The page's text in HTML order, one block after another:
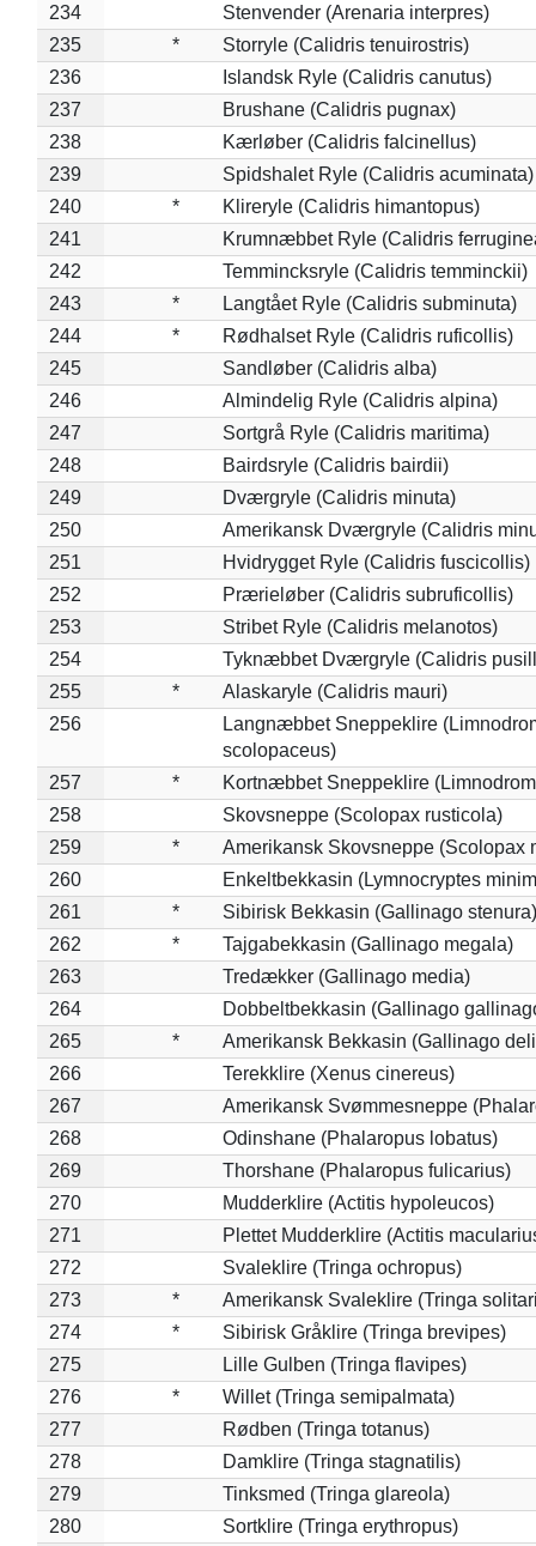
234
Stenvender (Arenaria interpres)
235
*
Storryle (Calidris tenuirostris)
236
Islandsk Ryle (Calidris canutus)
237
Brushane (Calidris pugnax)
238
Kærløber (Calidris falcinellus)
239
Spidshalet Ryle (Calidris acuminata)
240
*
Klireryle (Calidris himantopus)
241
Krumnæbbet Ryle (Calidris
242
Temmincksryle (Calidris temminckii)
243
*
Langtået Ryle (Calidris subminuta)
244
*
Rødhalset Ryle (Calidris ruficollis)
245
Sandløber (Calidris alba)
246
Almindelig Ryle (Calidris alpina)
247
Sortgrå Ryle (Calidris maritima)
248
Bairdsryle (Calidris bairdii)
249
Dværgryle (Calidris minuta)
250
Amerikansk Dværgryle (Calidris
251
Hvidrygget Ryle (Calidris fuscicollis)
252
Prærieløber (Calidris subruficollis)
253
Stribet Ryle (Calidris melanotos)
254
Tyknæbbet Dværgryle (Calidris
255
*
Alaskaryle (Calidris mauri)
256
Langnæbbet Sneppeklire
scolopaceus)
257
*
Kortnæbbet Sneppeklire
258
Skovsneppe (Scolopax rusticola)
259
*
Amerikansk Skovsneppe (Scolopax
260
Enkeltbekkasin (Lymnocryptes
261
*
Sibirisk Bekkasin (Gallinago stenura)
262
*
Tajgabekkasin (Gallinago megala)
263
Tredækker (Gallinago media)
264
Dobbeltbekkasin (Gallinago
265
*
Amerikansk Bekkasin (Gallinago
266
Terekklire (Xenus cinereus)
267
Amerikansk Svømmesneppe
268
Odinshane (Phalaropus lobatus)
269
Thorshane (Phalaropus fulicarius)
270
Mudderklire (Actitis hypoleucos)
271
Plettet Mudderklire (Actitis
272
Svaleklire (Tringa ochropus)
273
*
Amerikansk Svaleklire (Tringa
274
*
Sibirisk Gråklire (Tringa brevipes)
275
Lille Gulben (Tringa flavipes)
276
*
Willet (Tringa semipalmata)
277
Rødben (Tringa totanus)
278
Damklire (Tringa stagnatilis)
279
Tinksmed (Tringa glareola)
280
Sortklire (Tringa erythropus)